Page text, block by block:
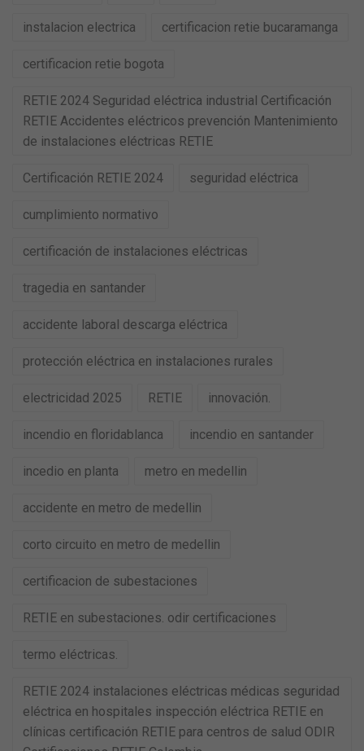
instalacion electrica certificacion retie bucaramanga
certificacion retie bogota
RETIE 2024 Seguridad eléctrica industrial Certificación
RETIE Accidentes eléctricos prevención Mantenimiento
de instalaciones eléctricas RETIE
Certificación RETIE 2024 seguridad eléctrica
cumplimiento normativo
certificación de instalaciones eléctricas
tragedia en santander
accidente laboral descarga eléctrica
protección eléctrica en instalaciones rurales
electricidad 2025 RETIE innovación.
incendio en floridablanca incendio en santander
incedio en planta metro en medellin
accidente en metro de medellin
corto circuito en metro de medellin
certificacion de subestaciones
RETIE en subestaciones. odir certificaciones
termo eléctricas.
RETIE 2024 instalaciones eléctricas médicas seguridad
eléctrica en hospitales inspección eléctrica RETIE en
clínicas certificación RETIE para centros de salud ODIR